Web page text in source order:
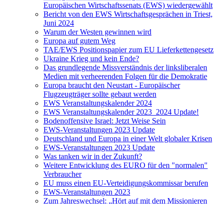
Europäischen Wirtschaftssenats (EWS) wiedergewählt
Bericht von den EWS Wirtschaftsgesprächen in Triest,
Juni 2024
Warum der Westen gewinnen wird
Europa auf gutem Weg
TAE/EWS Positionspapier zum EU Lieferkettengesetz
Ukraine Krieg und kein Ende?
Das grundlegende Missverständnis der linksliberalen
Medien mit verheerenden Folgen für die Demokratie
Europa braucht den Neustart - Europäischer
Flugzeugträger sollte gebaut werden
EWS Veranstaltungskalender 2024
EWS Veranstaltungskalender 2023_2024 Update!
Bodenoffensive Israel: Jetzt Weise Sein
EWS-Veranstaltungen 2023 Update
Deutschland und Europa in einer Welt globaler Krisen
EWS-Veranstaltungen 2023 Update
Was tanken wir in der Zukunft?
Weitere Entwicklung des EURO für den "normalen"
Verbraucher
EU muss einen EU-Verteidigungskommissar berufen
EWS-Veranstaltungen 2023
Zum Jahreswechsel: „Hört auf mit dem Missionieren